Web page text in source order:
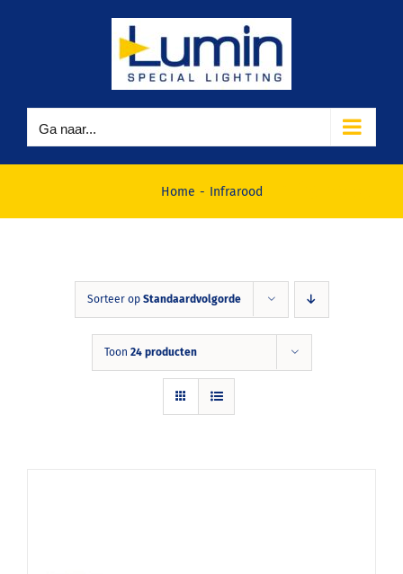
Ga naar...
Home Infrarood
Sorteer op Standaardvolgorde
Toon 24 producten